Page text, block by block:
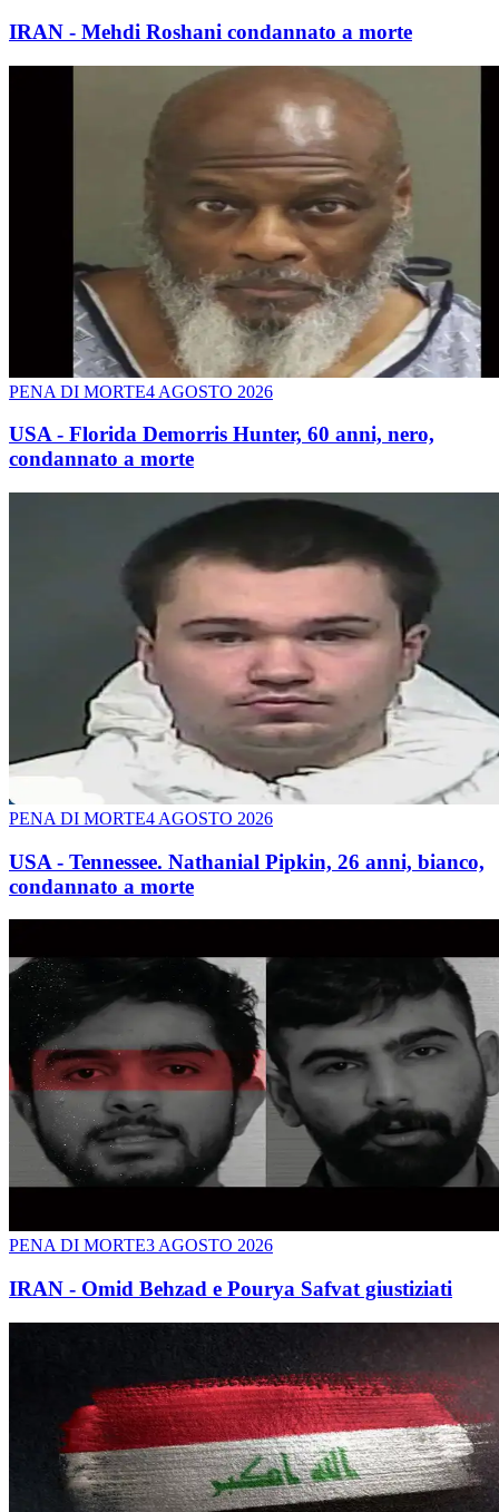
IRAN - Mehdi Roshani condannato a morte
PENA DI MORTE4 AGOSTO 2026
USA - Florida Demorris Hunter, 60 anni, nero,
condannato a morte
PENA DI MORTE4 AGOSTO 2026
USA - Tennessee. Nathanial Pipkin, 26 anni, bianco,
condannato a morte
PENA DI MORTE3 AGOSTO 2026
IRAN - Omid Behzad e Pourya Safvat giustiziati